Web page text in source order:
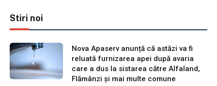
Stiri noi
Nova Apaserv anunță că astăzi va fi
reluată furnizarea apei după avaria
care a dus la sistarea către Alfaland,
Flămânzi și mai multe comune